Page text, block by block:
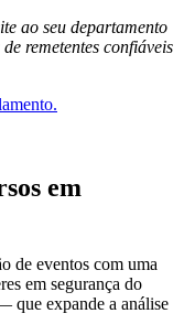
ao seu departamento
remetentes confiáveis
em
de eventos com uma
em segurança do
que expande a análise